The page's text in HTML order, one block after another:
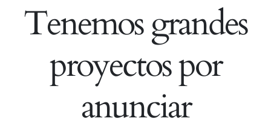
Tenemos grandes
proyectos por
anunciar